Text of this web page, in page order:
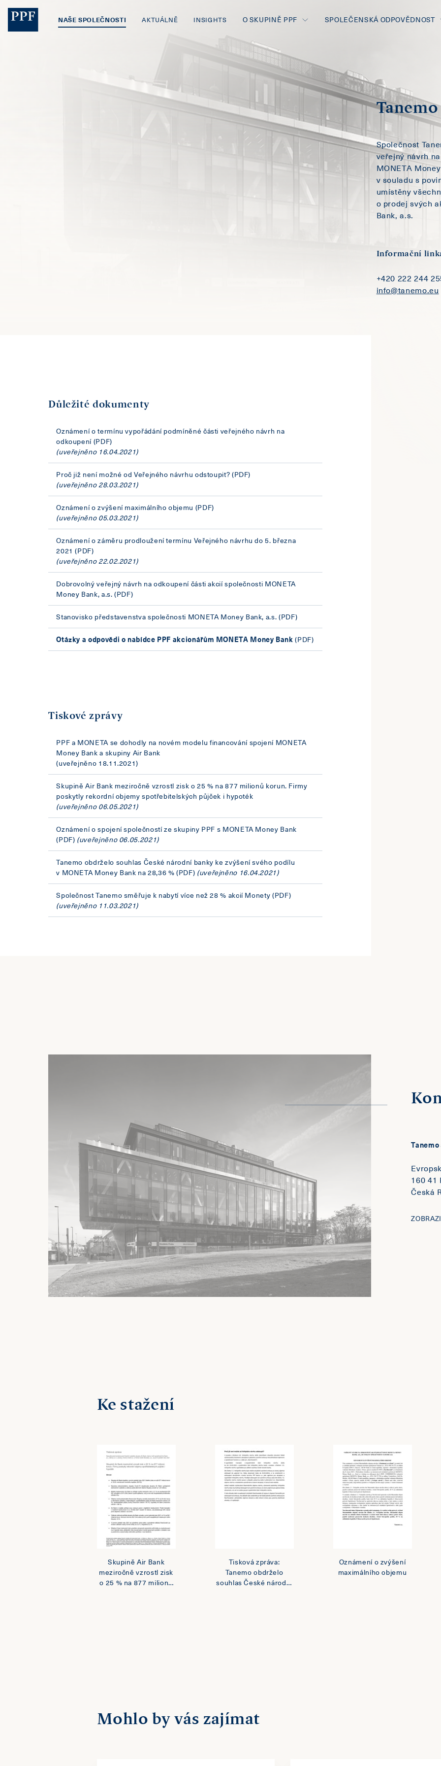
NAŠE SPOLEČNOSTI AKTUÁLNĚ INSIGHTS O SKUPINĚ PPF SPOLEČENSKÁ ODPOVĚDNOST
Tanemo
Společnost
veřejný návrh
MONETA
v souladu s
umístěny
o prodej svých
Bank, a.s.
Informační
+420 222 244
info@tanemo.eu
Důležité dokumenty
Oznámení o termínu vypořádání podmíněné části veřejného návrh na
odkoupení(PDF)
(uveřejněno 16.04.2021)
Proč již není možné od Veřejného návrhu odstoupit?(PDF)
(uveřejněno 28.03.2021)
Oznámení o zvýšení maximálního objemu (PDF)
(uveřejněno 05.03.2021)
Oznámení o záměru prodloužení termínu Veřejného návrhu do 5. března
2021 (PDF)
(uveřejněno 22.02.2021)
Dobrovolný veřejný návrh na odkoupení části akcií společnosti MONETA
Money Bank, a.s.(PDF)
Stanovisko představenstva společnosti MONETA Money Bank, a.s.(PDF)
Otázky a odpovědi o nabídce PPF akcionářům MONETA Money Bank(PDF)
Tiskové zprávy
PPF a MONETA se dohodly na novém modelu financování spojení MONETA
Money Bank a skupiny Air Bank
(uveřejněno 18.11.2021)
Skupině Air Bank meziročně vzrostl zisk o 25 % na 877 milionů korun. Firmy
poskytly rekordní objemy spotřebitelských půjček i hypoték
(uveřejněno 06.05.2021)
Oznámení o spojení společností ze skupiny PPF s MONETA Money Bank
(PDF) (uveřejněno 06.05.2021)
Tanemo obdrželo souhlas České národní banky ke zvýšení svého podílu
v MONETA Money Bank na 28,36 %(PDF) (uveřejněno 16.04.2021)
Společnost Tanemo směřuje k nabytí více než 28 % akcií Monety(PDF)
(uveřejněno 11.03.2021)
Tanemo
160 41
Česká
Ke stažení
Skupině Air Bank
meziročně vzrostl zisk
o 25 % na 877 milionů
Tisková zpráva:
Tanemo obdrželo
souhlas České národní
Oznámení o zvýšení
maximálního objemu
Mohlo by vás zajímat